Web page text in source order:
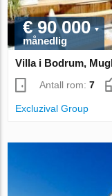
€ 90 000
månedlig
Villa i Bodrum,
Antall rom:7
Excluzival Group